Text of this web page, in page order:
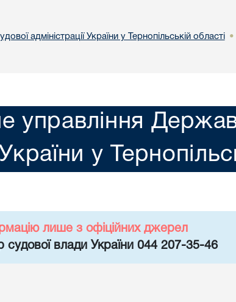
адміністрації України у Тернопільській області •
управління
України у
лише з офіційних джерел
судової влади України 044 207-35-46